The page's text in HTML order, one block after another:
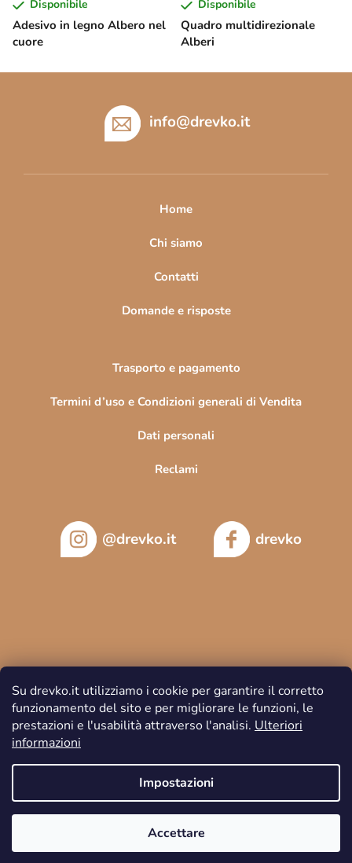
Su drevko.it utilizziamo i cookie per garantire il corretto
funzionamento del sito e per migliorare le funzioni, le
prestazioni e l'usabilità attraverso l'analisi. Ulteriori
informazioni
Impostazioni
Accettare
Adesivo in legno Albero nel
cuore
Disponibile
Quadro multidirezionale
Alberi
Disponibile
info@drevko.it
Home
Chi siamo
Contatti
Domande e risposte
Trasporto e pagamento
Termini d’uso e Condizioni generali di Vendita
Dati personali
Reclami
@drevko.it drevko
Creato da Shoptet